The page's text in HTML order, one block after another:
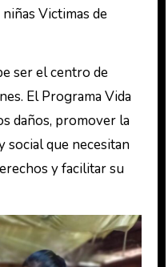
Victimas de
ser el centro de
El Programa Vida
daños, promover la
social que necesitan
y facilitar su